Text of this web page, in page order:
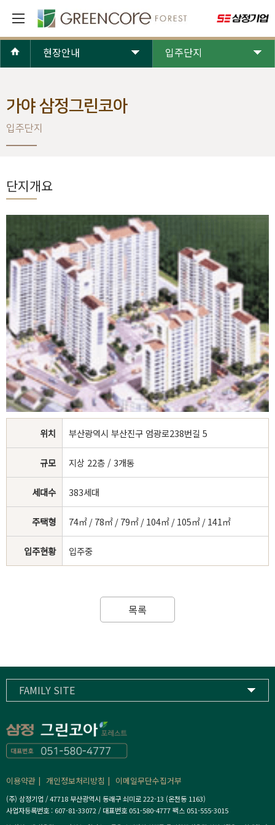
현장안내 입주단지
가야 삼정그린코아
입주단지
단지개요
위치 부산광역시 부산진구 엄광로238번길 5
규모 지상 22층 / 3개동
세대수 383세대
주택형 74㎡ / 78㎡ / 79㎡ / 104㎡ / 105㎡ / 141㎡
입주현황 입주중
목록
FAMILY SITE
하이스트컨트리클럽
삼정고등학교
이용약관 개인정보처리방침 이메일무단수집거부
(주) 삼정기업 / 47718 부산광역시 동래구 쇠미로 222-13 (온천동 1163)
사업자등록번호 : 607-81-33072 / 대표번호 051-580-4777 팩스 051-555-3015